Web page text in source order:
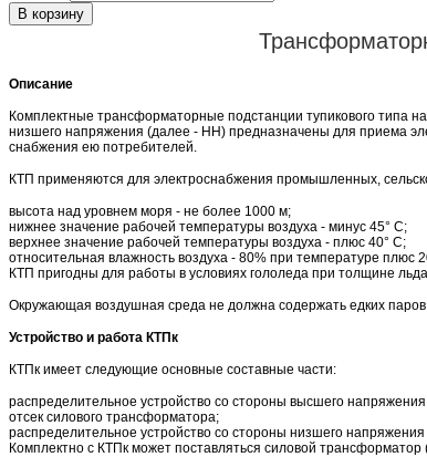
Описание
Комплектные трансформаторные подстанции тупикового типа
низшего напряжения (далее - НН) предназначены для приема
снабжения ею потребителей.
КТП применяются для электроснабжения промышленных,
высота над уровнем моря - не более 1000 м;
нижнее значение рабочей температуры воздуха - минус 45° С;
верхнее значение рабочей температуры воздуха - плюс 40° С;
относительная влажность воздуха - 80% при температуре плюс
КТП пригодны для работы в условиях гололеда при толщине
Окружающая воздушная среда не должна содержать едких
Устройство и работа КТПк
КТПк имеет следующие основные составные части:
распределительное устройство со стороны высшего
отсек силового трансформатора;
распределительное устройство со стороны низшего
Комплектно с КТПк может поставляться силовой трансформатор